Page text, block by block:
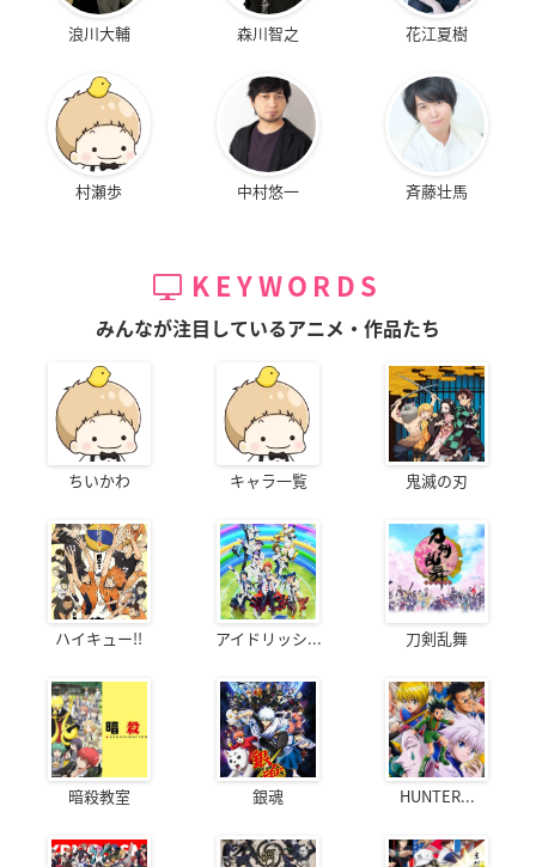
浪川大輔 森川智之 花江夏樹
村瀬歩 中村悠一 斉藤壮馬
KEYWORDS
みんなが注目しているアニメ・作品たち
ちいかわ キャラ一覧 鬼滅の刃
ハイキュー!! アイドリッシ... 刀剣乱舞
暗殺教室 銀魂 HUNTER...